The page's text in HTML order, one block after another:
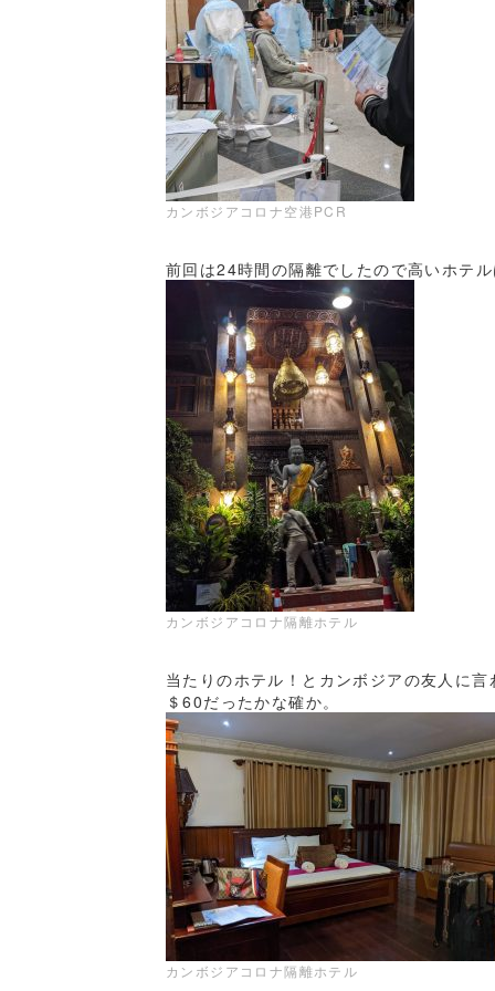
カンボジアコロナ空港PCR
前回は24時間の隔離でしたので高いホテル
カンボジアコロナ隔離ホテル
当たりのホテル！とカンボジアの友人に言
＄60だったかな確か。
カンボジアコロナ隔離ホテル